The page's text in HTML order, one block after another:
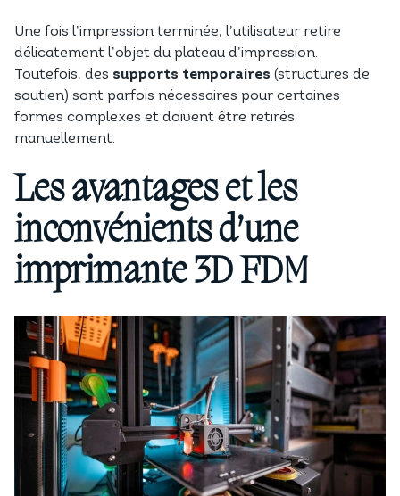
Une fois l’impression terminée, l’utilisateur retire
délicatement l’objet du plateau d’impression.
Toutefois, des supports temporaires (structures de
soutien) sont parfois nécessaires pour certaines
formes complexes et doivent être retirés
manuellement.
Les avantages et les
inconvénients d’une
imprimante 3D FDM